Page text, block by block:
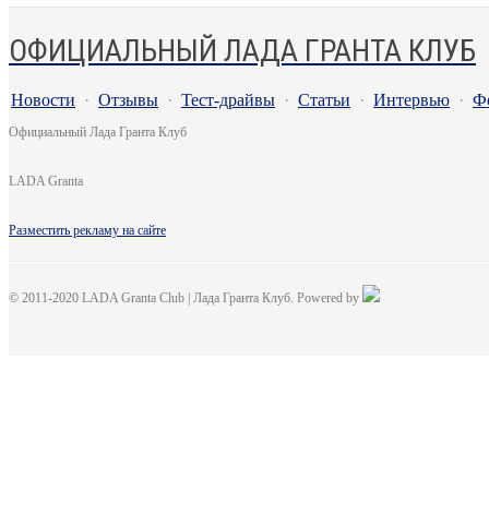
ОФИЦИАЛЬНЫЙ ЛАДА ГРАНТА КЛУБ
Новости · Отзывы · Тест-драйвы · Статьи · Интервью ·
Официальный Лада Гранта Клуб
LADA Granta
Разместить рекламу на сайте
© 2011-2020 LADA Granta Club | Лада Гранта Клуб. Powered by